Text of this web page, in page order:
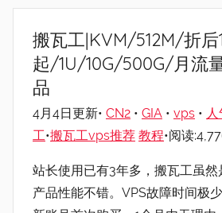
搬瓦工|KVM/512M/折后
起/1U/10G/500G/月流
品
4月4日更新• CN2 • GIA • vps •
工•搬瓦工vps推荐 教程•阅读
站长使用已有3年多，搬瓦工虽
产品性能不错。VPS故障时间极